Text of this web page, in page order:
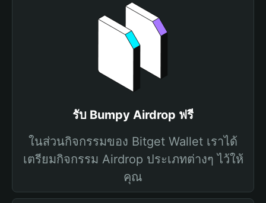
รับ Bumpy Airdrop ฟรี
ในส่วนกิจกรรมของ Bitget Wallet เราได้
เตรียมกิจกรรม Airdrop ประเภทต่างๆ ไว้ให้
คุณ